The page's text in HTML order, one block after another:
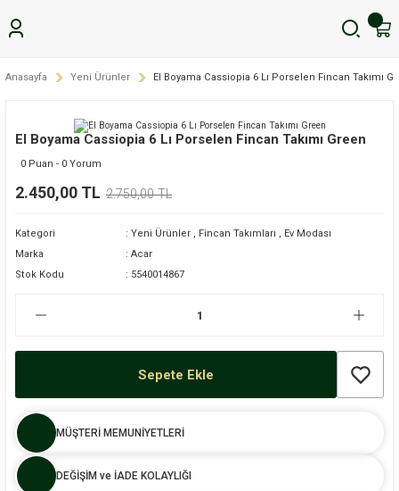
Anasayfa Yeni Ürünler El Boyama Cassiopia 6 Lı Porselen Fincan Takımı
El Boyama Cassiopia 6 Lı Porselen Fincan Takımı Green
0 Puan - 0 Yorum
2.450,00 TL 2.750,00 TL
Kategori Yeni Ürünler , Fincan Takımları , Ev Modası
Marka
Acar
Stok Kodu
5540014867
Sepete Ekle
MÜŞTERİ MEMUNİYETLERİ
DEĞİŞİM ve İADE KOLAYLIĞI